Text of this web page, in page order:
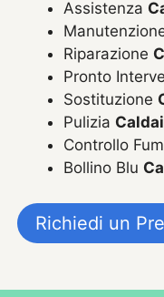
Assistenza
Riparazione
Pronto
Sostituzione
Pulizia
Controllo
Bollino Blu
Richiedi un